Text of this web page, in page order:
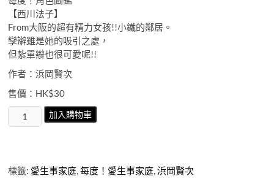
【西川法子】
From大阪的超有精力女孩!!小鐵的鄰居。
孿辮雖是她的吸引之處，
但紮單辮也很可愛呢!!
作者：浜岡賢次
售價：HK$30
度！
事
加入購物車
標籤: 愛生事家庭,每度！愛生事家庭,浜岡賢次